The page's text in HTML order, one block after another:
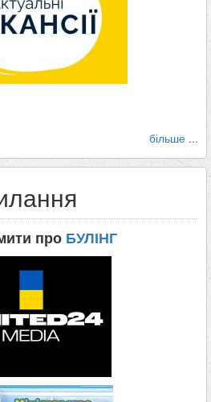
більше ...
про БУЛІНГ